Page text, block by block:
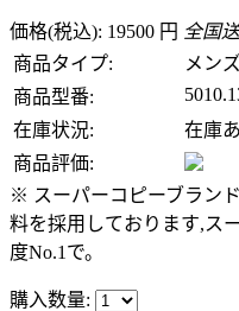
価格(税込): 19500 円 全国
商品タイプ:
メンズ
商品型番:
在庫状況:
在庫
商品評価:
※ スーパーコピーブラン
料を採用しております,ス
度No.1で。
購入数量: